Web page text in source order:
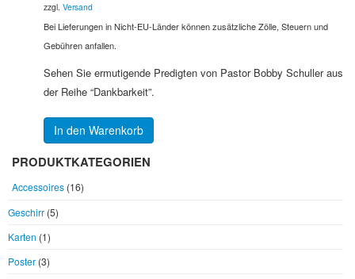
zzgl. Versand
Bei Lieferungen in Nicht-EU-Länder können zusätzliche Zölle, Steuern und
Gebühren anfallen.
Sehen Sie ermutigende Predigten von Pastor Bobby Schuller aus
der Reihe “Dankbarkeit”.
In den Warenkorb
PRODUKTKATEGORIEN
Accessoires (16)
Geschirr (5)
Karten (1)
Poster (3)